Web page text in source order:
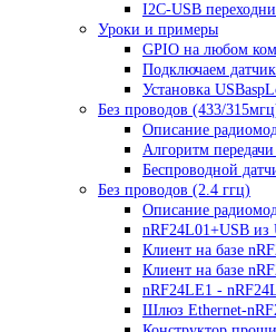
I2C-USB
Уроки и примеры
GPIO на любом
Подключаем
Установка
Без проводов (433/
Описание
Алгоритм
Беспроводной
Без проводов (2.4 ггц)
Описание
nRF24L01+USB из
Клиент на базе
Клиент на базе
nRF24LE1 -
Шлюз Ethernet-